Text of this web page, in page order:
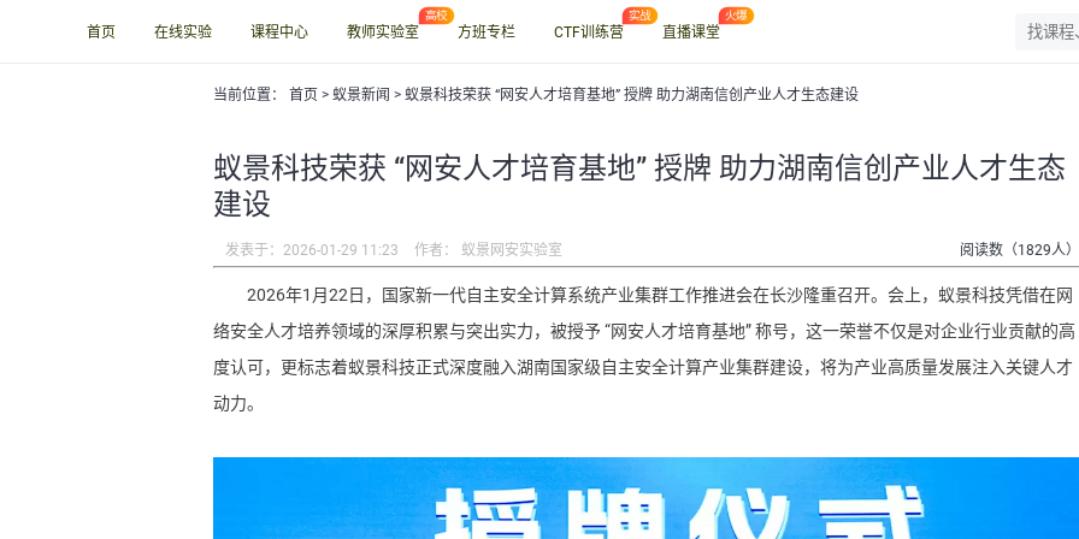
首页 在线实验 课程中心 教师实验室 方班专栏 CTF训练营 直播课堂
当前位置： 首页 > 蚁景新闻 > 蚁景科技荣获 “网安人才培育基地” 授牌 助力湖南信创产业人才生态建设
蚁景科技荣获 “网安人才培育基地” 授牌 助力湖南信创产业人才生态
建设
发表于：2026-01-29 11:23 作者： 蚁景网安实验室 阅读数（1829人）
2026年1月22日，国家新一代自主安全计算系统产业集群工作推进会在长沙隆重召开。会上，蚁景科技凭借在网
络安全人才培养领域的深厚积累与突出实力，被授予 “网安人才培育基地” 称号，这一荣誉不仅是对企业行业贡献的高
度认可， 更标志着蚁景科技正式深度融入湖南国家级自主安全计算产业集群建设，将为产业高质量发展注入关键人才
动力。